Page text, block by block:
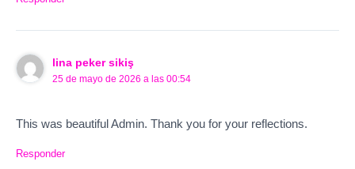
lina peker sikiş
25 de mayo de 2026 a las 00:54
This was beautiful Admin. Thank you for your reflections.
Responder